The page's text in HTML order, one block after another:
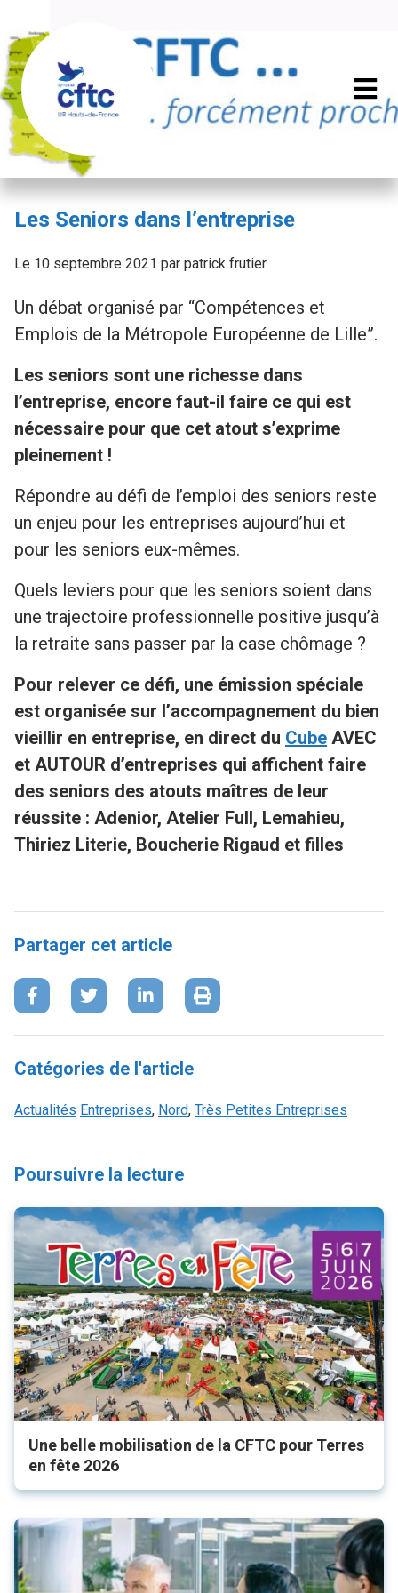
Les Seniors dans l’entreprise
Le 10 septembre 2021 par patrick frutier
Un débat organisé par “Compétences et
Emplois de la Métropole Européenne de Lille”.
Les seniors sont une richesse dans
l’entreprise, encore faut-il faire ce qui est
nécessaire pour que cet atout s’exprime
pleinement !
Répondre au défi de l’emploi des seniors reste
un enjeu pour les entreprises aujourd’hui et
pour les seniors eux-mêmes.
Quels leviers pour que les seniors soient dans
une trajectoire professionnelle positive jusqu’à
la retraite sans passer par la case chômage ?
Pour relever ce défi, une émission spéciale
est organisée sur l’accompagnement du bien
vieillir en entreprise, en direct du Cube AVEC
et AUTOUR d’entreprises qui affichent faire
des seniors des atouts maîtres de leur
réussite : Adenior, Atelier Full, Lemahieu,
Thiriez Literie, Boucherie Rigaud et filles
Partager cet article
Catégories de l'article
Actualités Entreprises, Nord, Très Petites Entreprises
Poursuivre la lecture
Une belle mobilisation de la CFTC pour Terres
en fête 2026